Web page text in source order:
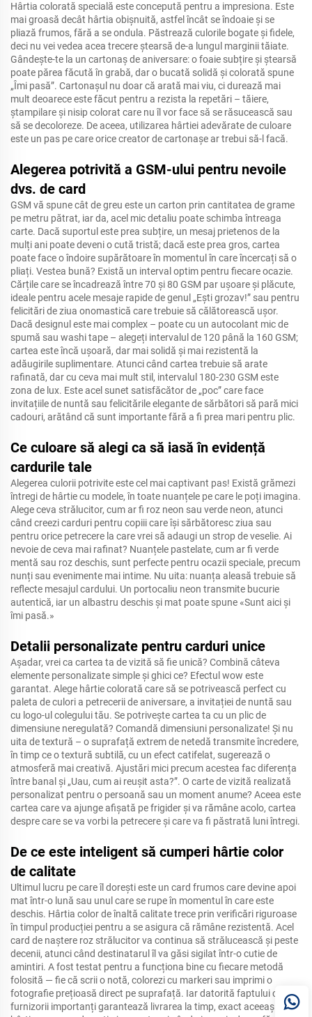
Hârtia colorată specială este concepută pentru a impresiona. Este
mai groasă decât hârtia obișnuită, astfel încât se îndoaie și se
pliază frumos, fără a se ondula. Păstrează culorile bogate și fidele,
deci nu vei vedea acea trecere ștearsă de-a lungul marginii tăiate.
Gândește-te la un cartonaș de aniversare: o foaie subțire și ștearsă
poate părea făcută în grabă, dar o bucată solidă și colorată spune
„Îmi pasă”. Cartonașul nu doar că arată mai viu, ci durează mai
mult deoarece este făcut pentru a rezista la repetări – tăiere,
ștampilare și nisip colorat care nu îl vor face să se răsucească sau
să se decoloreze. De aceea, utilizarea hârtiei adevărate de culoare
este un pas pe care orice creator de cartonașe ar trebui să-l facă.
Alegerea potrivită a GSM-ului pentru nevoile
dvs. de card
GSM vă spune cât de greu este un carton prin cantitatea de grame
pe metru pătrat, iar da, acel mic detaliu poate schimba întreaga
carte. Dacă suportul este prea subțire, un mesaj prietenos de la
mulți ani poate deveni o cută tristă; dacă este prea gros, cartea
poate face o îndoire supărătoare în momentul în care încercați să o
pliați. Vestea bună? Există un interval optim pentru fiecare ocazie.
Cărțile care se încadrează între 70 și 80 GSM par ușoare și plăcute,
ideale pentru acele mesaje rapide de genul „Ești grozav!” sau pentru
felicitări de ziua onomastică care trebuie să călătorească ușor.
Dacă designul este mai complex – poate cu un autocolant mic de
spumă sau washi tape – alegeți intervalul de 120 până la 160 GSM;
cartea este încă ușoară, dar mai solidă și mai rezistentă la
adăugirile suplimentare. Atunci când cartea trebuie să arate
rafinată, dar cu ceva mai mult stil, intervalul 180-230 GSM este
zona de lux. Este acel sunet satisfăcător de „poc” care face
invitațiile de nuntă sau felicitările elegante de sărbători să pară mici
cadouri, arătând că sunt importante fără a fi prea mari pentru plic.
Ce culoare să alegi ca să iasă în evidență
cardurile tale
Alegerea culorii potrivite este cel mai captivant pas! Există grămezi
întregi de hârtie cu modele, în toate nuanțele pe care le poți imagina.
Alege ceva strălucitor, cum ar fi roz neon sau verde neon, atunci
când creezi carduri pentru copiii care își sărbătoresc ziua sau
pentru orice petrecere la care vrei să adaugi un strop de veselie. Ai
nevoie de ceva mai rafinat? Nuanțele pastelate, cum ar fi verde
mentă sau roz deschis, sunt perfecte pentru ocazii speciale, precum
nunți sau evenimente mai intime. Nu uita: nuanța aleasă trebuie să
reflecte mesajul cardului. Un portocaliu neon transmite bucurie
autentică, iar un albastru deschis și mat poate spune «Sunt aici și
îmi pasă.»
Detalii personalizate pentru carduri unice
Așadar, vrei ca cartea ta de vizită să fie unică? Combină câteva
elemente personalizate simple și ghici ce? Efectul wow este
garantat. Alege hârtie colorată care să se potrivească perfect cu
paleta de culori a petrecerii de aniversare, a invitației de nuntă sau
cu logo-ul colegului tău. Se potrivește cartea ta cu un plic de
dimensiune neregulată? Comandă dimensiuni personalizate! Și nu
uita de textură – o suprafață extrem de netedă transmite încredere,
în timp ce o textură subtilă, cu un efect catifelat, sugerează o
atmosferă mai creativă. Ajustări mici precum acestea fac diferența
între banal și „Uau, cum ai reușit asta?”. O carte de vizită realizată
personalizat pentru o persoană sau un moment anume? Aceea este
cartea care va ajunge afișată pe frigider și va rămâne acolo, cartea
despre care se va vorbi la petrecere și care va fi păstrată luni întregi.
De ce este inteligent să cumperi hârtie color
de calitate
Ultimul lucru pe care îl dorești este un card frumos care devine apoi
mat într-o lună sau unul care se rupe în momentul în care este
deschis. Hârtia color de înaltă calitate trece prin verificări riguroase
în timpul producției pentru a se asigura că rămâne rezistentă. Acel
card de naștere roz strălucitor va continua să strălucească și peste
decenii, atunci când destinatarul îl va găsi sigilat într-o cutie de
amintiri. A fost testat pentru a funcționa bine cu fiecare metodă
folosită — fie că scrii o notă, colorezi cu markeri sau imprimi o
fotografie prețioasă direct pe suprafață. Iar datorită faptului că
furnizorii importanți garantează livrarea la timp, exact aceeași